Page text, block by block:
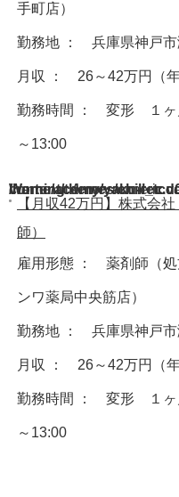
手町店）
勤務地 ： 兵庫県神戸市
月収 ： 26～42万円（年
勤務時間 ： 変形 １ヶ
～13:00
Warning: A non-numeric
/home/acdmy/yaku-rec.com/public_html/wp-
【月収42万円】株式会
師）
雇用形態 ： 薬剤師（処
ンワ薬局中央筋店）
勤務地 ： 兵庫県神戸市
月収 ： 26～42万円（年
勤務時間 ： 変形 １ヶ
～13:00